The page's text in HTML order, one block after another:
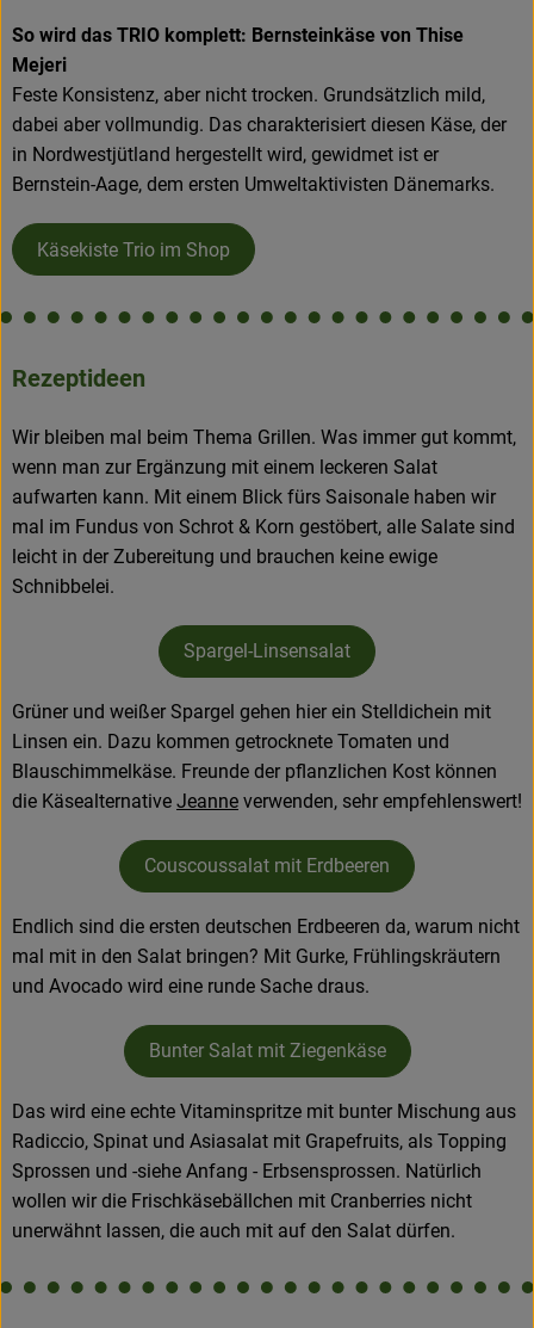
So wird das TRIO komplett: Bernsteinkäse von Thise
Mejeri
Feste Konsistenz, aber nicht trocken. Grundsätzlich mild,
dabei aber vollmundig. Das charakterisiert diesen Käse, der
in Nordwestjütland hergestellt wird, gewidmet ist er
Bernstein-Aage, dem ersten Umweltaktivisten Dänemarks.
Käsekiste Trio im Shop
Rezeptideen
Wir bleiben mal beim Thema Grillen. Was immer gut kommt,
wenn man zur Ergänzung mit einem leckeren Salat
aufwarten kann. Mit einem Blick fürs Saisonale haben wir
mal im Fundus von Schrot & Korn gestöbert, alle Salate sind
leicht in der Zubereitung und brauchen keine ewige
Schnibbelei.
Spargel-Linsensalat
Grüner und weißer Spargel gehen hier ein Stelldichein mit
Linsen ein. Dazu kommen getrocknete Tomaten und
Blauschimmelkäse. Freunde der pflanzlichen Kost können
die Käsealternative Jeanne verwenden, sehr empfehlenswert!
Couscoussalat mit Erdbeeren
Endlich sind die ersten deutschen Erdbeeren da, warum nicht
mal mit in den Salat bringen? Mit Gurke, Frühlingskräutern
und Avocado wird eine runde Sache draus.
Bunter Salat mit Ziegenkäse
Das wird eine echte Vitaminspritze mit bunter Mischung aus
Radiccio, Spinat und Asiasalat mit Grapefruits, als Topping
Sprossen und -siehe Anfang - Erbsensprossen. Natürlich
wollen wir die Frischkäsebällchen mit Cranberries nicht
unerwähnt lassen, die auch mit auf den Salat dürfen.